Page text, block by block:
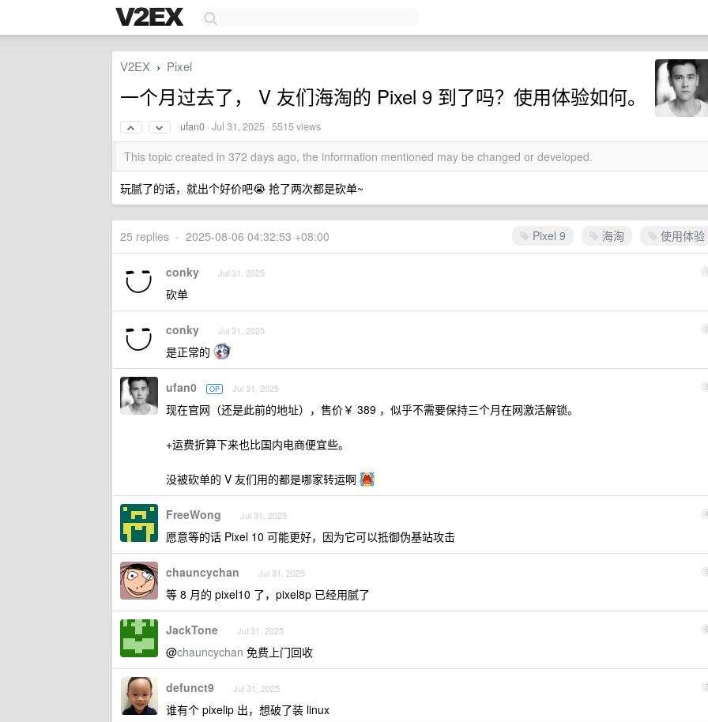
V2EX › Pixel
一个月过去了， V 友们海淘的 Pixel 9 到了吗？使用体验如何。
ufan0 ·Jul 31, 2025 · 5515 views
This topic created in 372 days ago, the information mentioned may be changed or developed.
玩腻了的话，就出个好价吧😭 抢了两次都是砍单~
Pixel 9 海淘 使用体验
25 replies • 2025-08-06 04:32:53 +08:00
1
conky Jul 31, 2025
砍单
2
conky Jul 31, 2025
是正常的
3
ufan0 OP Jul 31, 2025
现在官网（还是此前的地址），售价￥ 389 ，似乎不需要保持三个月在网激活解锁。
+运费折算下来也比国内电商便宜些。
没被砍单的 V 友们用的都是哪家转运啊
4
FreeWong Jul 31, 2025
愿意等的话 Pixel 10 可能更好，因为它可以抵御伪基站攻击
5
chauncychan Jul 31, 2025
等 8 月的 pixel10 了，pixel8p 已经用腻了
6
JackTone Jul 31, 2025
@chauncychan 免费上门回收
7
defunct9 Jul 31, 2025
谁有个 pixelip 出，想破了装 linux